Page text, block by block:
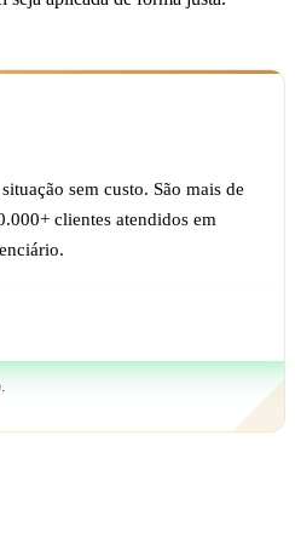
sem custo. São mais de
clientes atendidos em